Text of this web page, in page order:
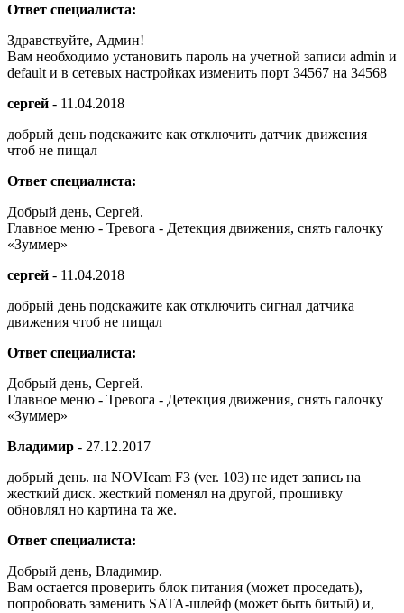
Ответ специалиста:
Здравствуйте, Админ!
Вам необходимо установить пароль на учетной записи admin и
default и в сетевых настройках изменить порт 34567 на 34568
сергей - 11.04.2018
добрый день подскажите как отключить датчик движения
чтоб не пищал
Ответ специалиста:
Добрый день, Сергей.
Главное меню - Тревога - Детекция движения, снять галочку
«Зуммер»
сергей - 11.04.2018
добрый день подскажите как отключить сигнал датчика
движения чтоб не пищал
Ответ специалиста:
Добрый день, Сергей.
Главное меню - Тревога - Детекция движения, снять галочку
«Зуммер»
Владимир - 27.12.2017
добрый день. на NOVIcam F3 (ver. 103) не идет запись на
жесткий диск. жесткий поменял на другой, прошивку
обновлял но картина та же.
Ответ специалиста:
Добрый день, Владимир.
Вам остается проверить блок питания (может проседать),
попробовать заменить SATA-шлейф (может быть битый) и,